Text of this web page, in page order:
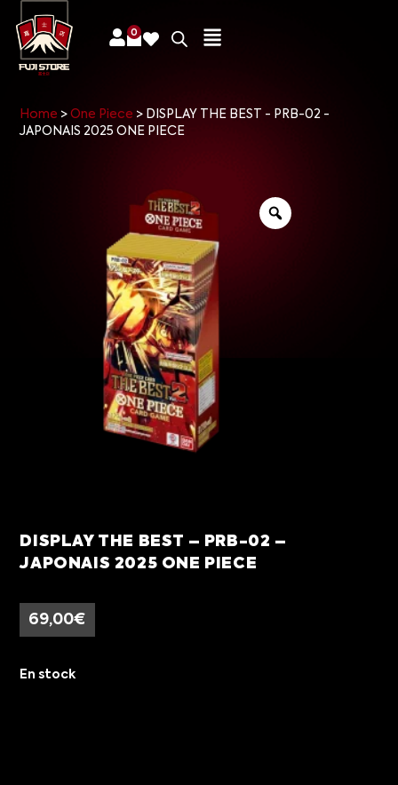
0
Home >One Piece > DISPLAY THE BEST - PRB-02 -
JAPONAIS 2025 ONE PIECE
DISPLAY THE BEST – PRB-02 –
JAPONAIS 2025 ONE PIECE
69,00€
En stock